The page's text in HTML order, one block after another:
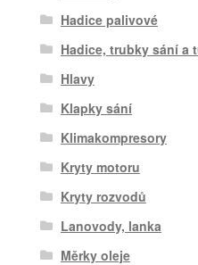
Hadice palivové
Hadice, trubky sání a
Hlavy
Klapky sání
Klimakompresory
Kryty motoru
Kryty rozvodů
Lanovody, lanka
Měrky oleje